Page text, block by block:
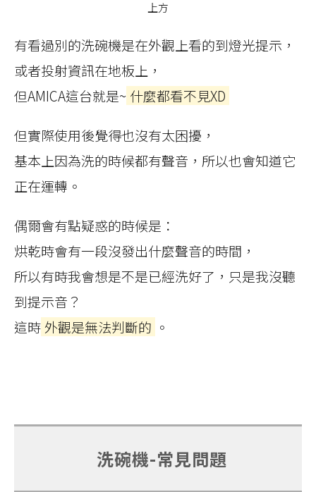
上方
有看過別的洗碗機是在外觀上看的到燈光提示，
或者投射資訊在地板上，
但AMICA這台就是~ 什麼都看不見XD
但實際使用後覺得也沒有太困擾，
基本上因為洗的時候都有聲音，所以也會知道它
正在運轉。
偶爾會有點疑惑的時候是：
烘乾時會有一段沒發出什麼聲音的時間，
所以有時我會想是不是已經洗好了，只是我沒聽
到提示音？
這時外觀是無法判斷的 。
洗碗機-常見問題